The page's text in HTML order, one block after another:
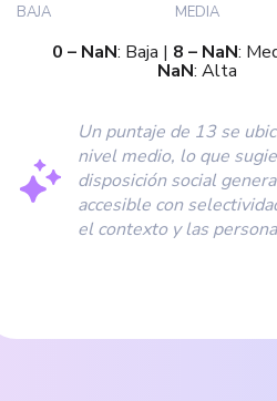
BAJA MEDIA
0 – NaN: Baja | 8 – NaN:
NaN: Alta
Un puntaje de 13 se
nivel medio, lo que
disposición social
accesible con
el contexto y las